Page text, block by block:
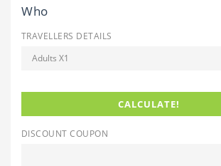
Who
TRAVELLERS DETAILS
Adults X1
CALCULATE!
DISCOUNT COUPON